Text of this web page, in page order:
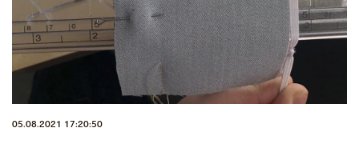
05.08.2021 17:20:50